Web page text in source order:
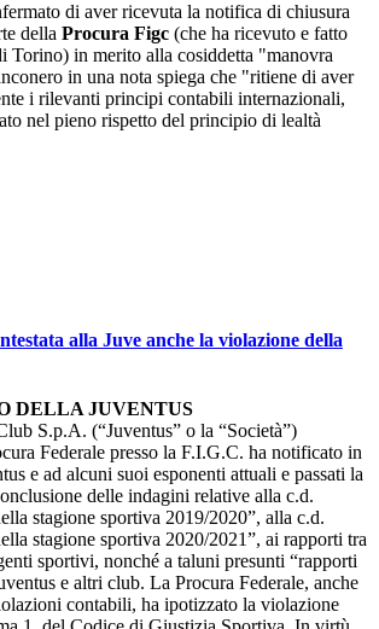
di aver ricevuta la notifica di chiusura
della Procura Figc (che ha ricevuto e fatto
Torino) in merito alla cosiddetta "manovra
in una nota spiega che "ritiene di aver
i rilevanti principi contabili internazionali,
nel pieno rispetto del principio di lealtà
alla Juve anche la violazione della
DELLA JUVENTUS
S.p.A. (“Juventus” o la “Società”)
Federale presso la F.I.G.C. ha notificato in
e ad alcuni suoi esponenti attuali e passati la
delle indagini relative alla c.d.
stagione sportiva 2019/2020”, alla c.d.
stagione sportiva 2020/2021”, ai rapporti tra
sportivi, nonché a taluni presunti “rapporti
e altri club. La Procura Federale, anche
contabili, ha ipotizzato la violazione